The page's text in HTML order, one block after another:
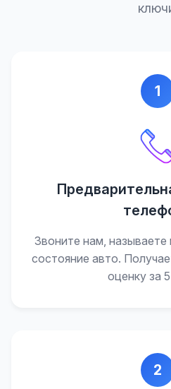
1
Звоните нам, называете
состояние авто.
оценку за
2